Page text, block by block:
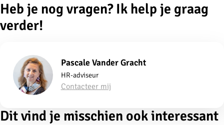
Heb je nog vragen? Ik help je graag
verder!
Pascale Vander Gracht
HR-adviseur
Contacteer mij
Dit vind je misschien ook interessant